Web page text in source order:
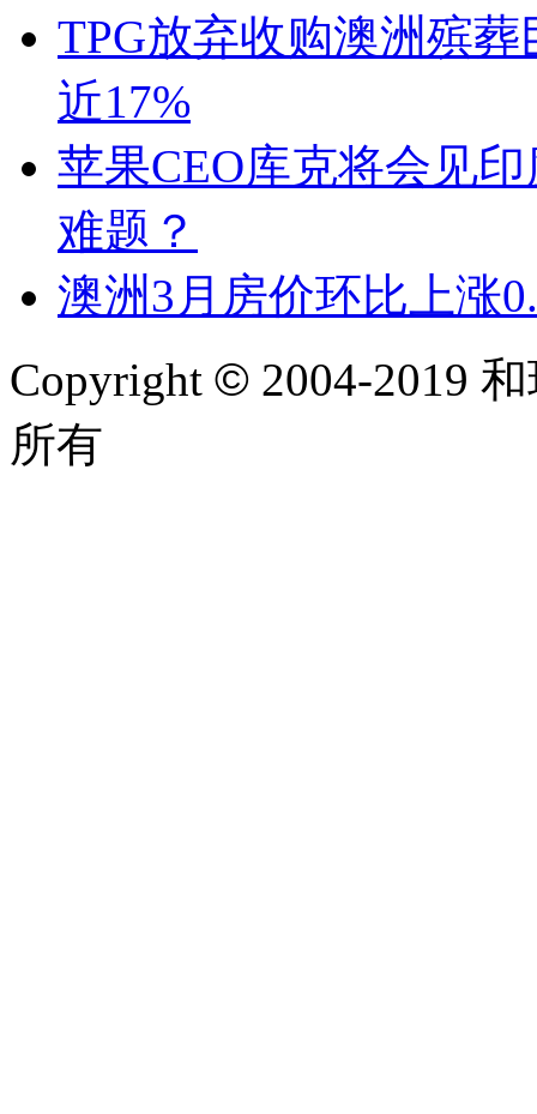
TPG放弃收购澳洲殡
近17%
苹果CEO库克将会见
难题？
澳洲3月房价环比上涨
Copyright © 2004-2019
所有